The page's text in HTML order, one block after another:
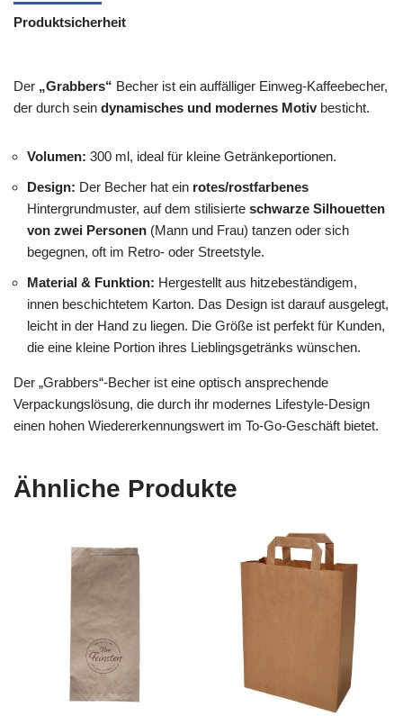
Produktsicherheit
Der „Grabbers“ Becher ist ein auffälliger Einweg-Kaffeebecher,
der durch sein dynamisches und modernes Motiv besticht.
Volumen: 300 ml, ideal für kleine Getränkeportionen.
Design: Der Becher hat ein rotes/rostfarbenes
Hintergrundmuster, auf dem stilisierte schwarze Silhouetten
von zwei Personen (Mann und Frau) tanzen oder sich
begegnen, oft im Retro- oder Streetstyle.
Material & Funktion: Hergestellt aus hitzebeständigem,
innen beschichtetem Karton. Das Design ist darauf ausgelegt,
leicht in der Hand zu liegen. Die Größe ist perfekt für Kunden,
die eine kleine Portion ihres Lieblingsgetränks wünschen.
Der „Grabbers“-Becher ist eine optisch ansprechende
Verpackungslösung, die durch ihr modernes Lifestyle-Design
einen hohen Wiedererkennungswert im To-Go-Geschäft bietet.
Ähnliche Produkte